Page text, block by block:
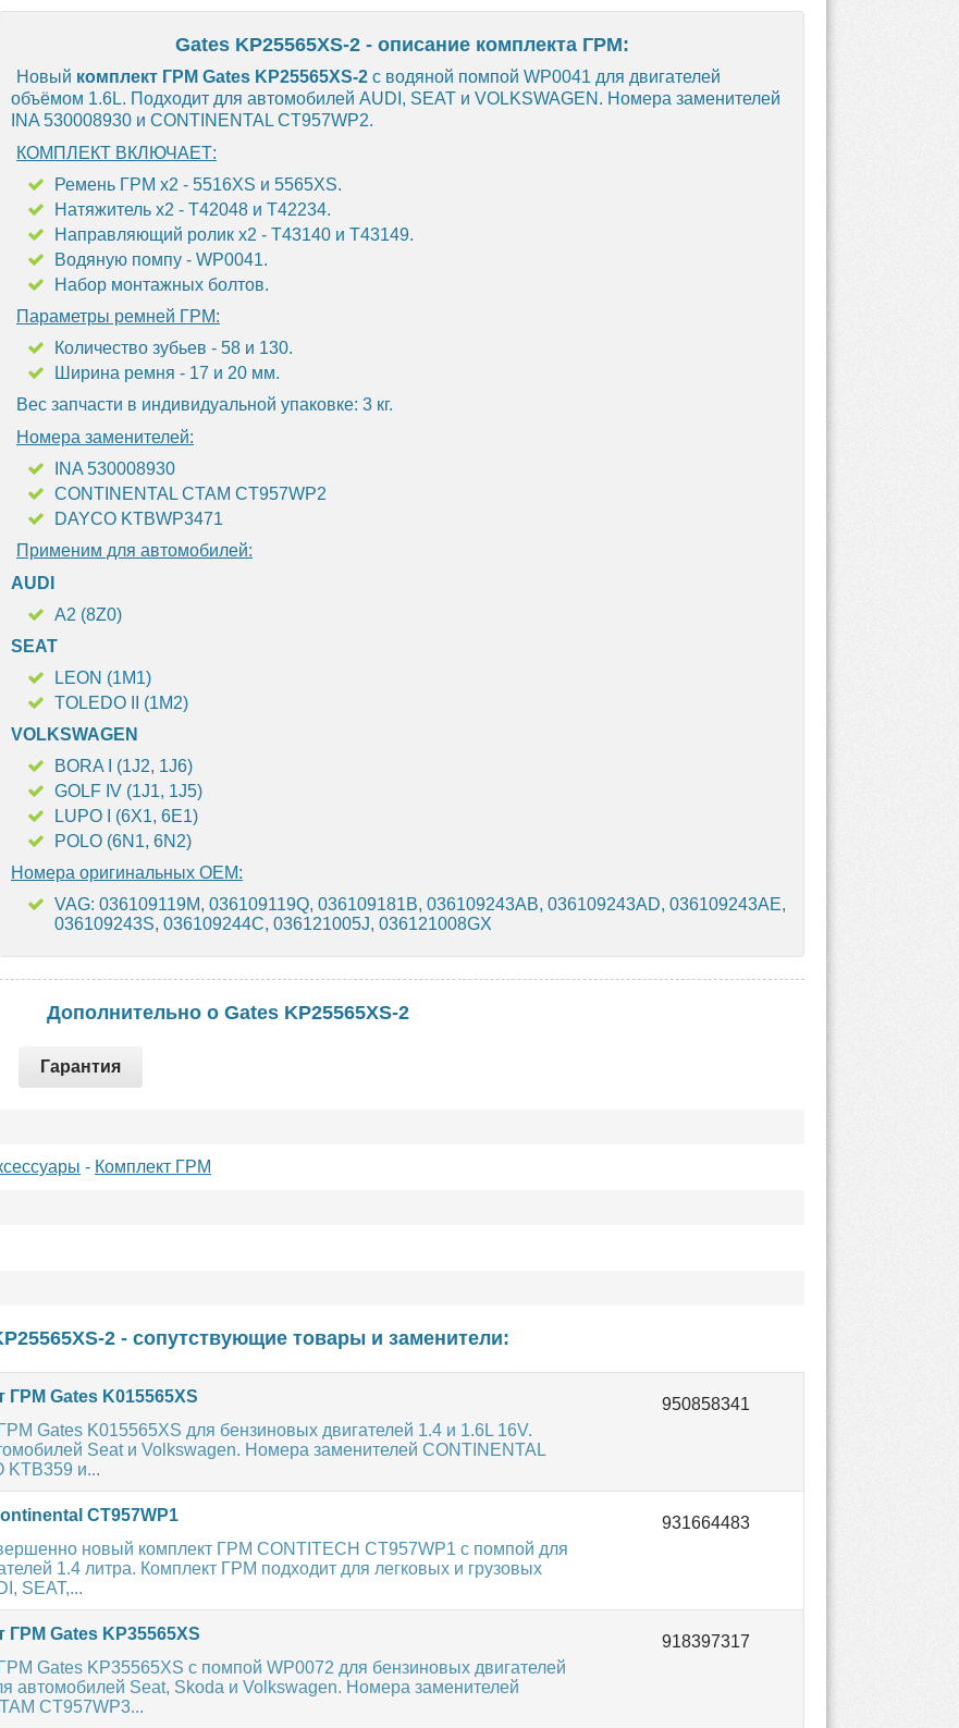
Gates KP25565XS-2 - описание комплекта ГРМ:
Новый комплект ГРМ Gates KP25565XS-2 с водяной помпой WP0041 для двигателей
объёмом 1.6L. Подходит для автомобилей AUDI, SEAT и VOLKSWAGEN. Номера заменителей
INA 530008930 и CONTINENTAL CT957WP2.
КОМПЛЕКТ ВКЛЮЧАЕТ:
Ремень ГРМ х2 - 5516XS и 5565XS.
Натяжитель х2 - T42048 и T42234.
Направляющий ролик х2 - T43140 и T43149.
Водяную помпу - WP0041.
Набор монтажных болтов.
Параметры ремней ГРМ:
Количество зубьев - 58 и 130.
Ширина ремня - 17 и 20 мм.
Вес запчасти в индивидуальной упаковке: 3 кг.
Номера заменителей:
INA 530008930
CONTINENTAL CTAM CT957WP2
DAYCO KTBWP3471
Применим для автомобилей:
AUDI
A2 (8Z0)
SEAT
LEON (1M1)
TOLEDO II (1M2)
VOLKSWAGEN
BORA I (1J2, 1J6)
GOLF IV (1J1, 1J5)
LUPO I (6X1, 6E1)
POLO (6N1, 6N2)
Номера оригинальных OEM:
VAG: 036109119M, 036109119Q, 036109181B, 036109243AB, 036109243AD, 036109243AE,
036109243S, 036109244C, 036121005J, 036121008GX
Дополнительно о Gates KP25565XS-2
Гарантия
- Комплект ГРМ
2 - сопутствующие товары и заменители:
ГРМ Gates K015565XS
Gates K015565XS для бензиновых двигателей 1.4 и 1.6L 16V.
Seat и Volkswagen. Номера заменителей CONTINENTAL
KTB359 и...
CT957WP1
новый комплект ГРМ CONTITECH CT957WP1 с помпой для
1.4 литра. Комплект ГРМ подходит для легковых и грузовых
SEAT,...
ГРМ Gates KP35565XS
Gates KP35565XS с помпой WP0072 для бензиновых двигателей
автомобилей Seat, Skoda и Volkswagen. Номера заменителей
CT957WP3...